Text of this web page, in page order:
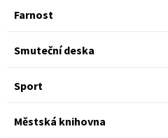
Farnost
Smuteční deska
Sport
Městská knihovna